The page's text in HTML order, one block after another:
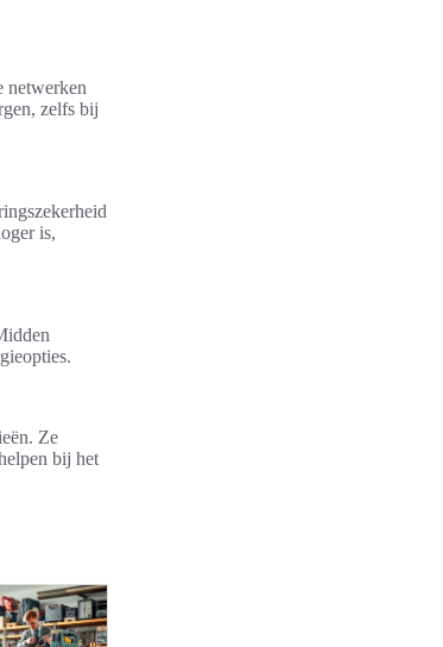
netwerken
zelfs bij
is,
Ze
bij het